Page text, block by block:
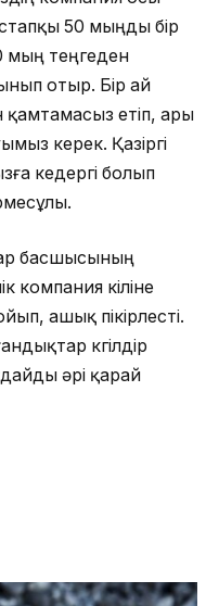
50 мыңды бір
мың теңгеден
отыр. Бір ай
қамтамасыз етіп, ары
керек. Қазіргі
кедергі болып
басшысының
өкіліне
ашық пікірлесті.
көгілдір
әрі қарай